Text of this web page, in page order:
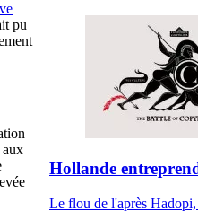
Hollande
Le flou de l'après Hadopi,
pu
aux